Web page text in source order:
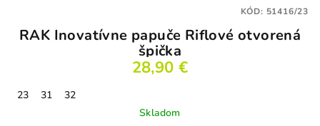
RAK Inovatívne papuče Riflové otvorená
špička
28,90 €
23 31
32
Skladom
KÓD: 51416/23